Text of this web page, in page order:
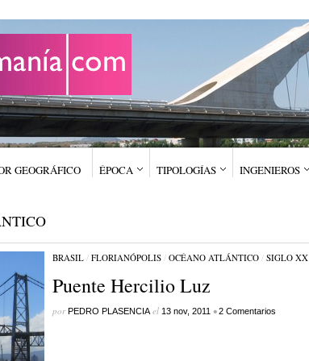
GEOGRÁFICO ÉPOCA TIPOLOGÍAS INGENIEROS
BRASIL/ FLORIANÓPOLIS/ OCÉANO ATLÁNTICO/ SIGLO XX
Puente Hercilio Luz
porPEDRO PLASENCIAel 13 nov, 2011 •2 Comentarios